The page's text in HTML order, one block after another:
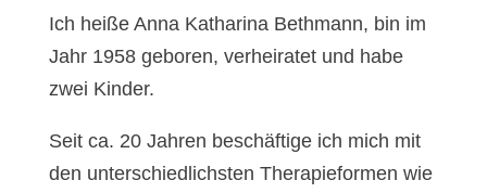
Ich heiße Anna Katharina Bethmann, bin im
Jahr 1958 geboren, verheiratet und habe
zwei Kinder.
Seit ca. 20 Jahren beschäftige ich mich mit
den unterschiedlichsten Therapieformen wie